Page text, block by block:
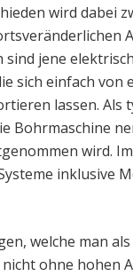
wird dabei
sind jene
sich einfach von
lassen. Als
Bohrmaschine
wird.
inklusive
welche man
ohne hohen